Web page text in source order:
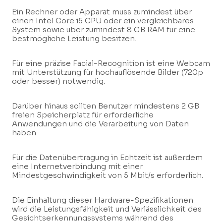
Ein Rechner oder Apparat muss zumindest über
einen Intel Core i5 CPU oder ein vergleichbares
System sowie über zumindest 8 GB RAM für eine
bestmögliche Leistung besitzen.
Für eine präzise Facial-Recognition ist eine Webcam
mit Unterstützung für hochauflösende Bilder (720p
oder besser) notwendig.
Darüber hinaus sollten Benutzer mindestens 2 GB
freien Speicherplatz für erforderliche
Anwendungen und die Verarbeitung von Daten
haben.
Für die Datenübertragung in Echtzeit ist außerdem
eine Internetverbindung mit einer
Mindestgeschwindigkeit von 5 Mbit/s erforderlich.
Die Einhaltung dieser Hardware-Spezifikationen
wird die Leistungsfähigkeit und Verlässlichkeit des
Gesichtserkennungssystems während des